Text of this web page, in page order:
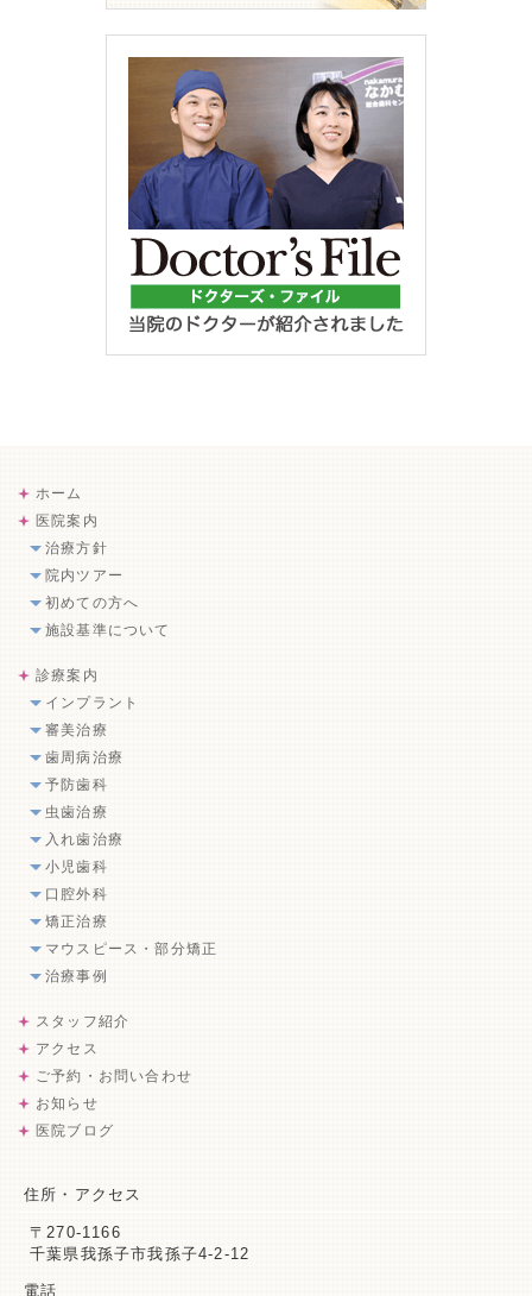
ホーム
医院案内
治療方針
院内ツアー
初めての方へ
施設基準について
診療案内
インプラント
審美治療
歯周病治療
予防歯科
虫歯治療
入れ歯治療
小児歯科
口腔外科
矯正治療
マウスピース・部分矯正
治療事例
スタッフ紹介
アクセス
ご予約・お問い合わせ
お知らせ
医院ブログ
住所・アクセス
〒270-1166
千葉県我孫子市我孫子4-2-12
電話